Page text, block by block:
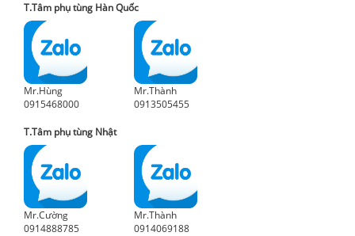
T.Tâm phụ tùng Hàn Quốc
Mr.Hùng
0915468000
Mr.Thành
0913505455
T.Tâm phụ tùng Nhật
Mr.Cường
0914888785
Mr.Thành
0914069188